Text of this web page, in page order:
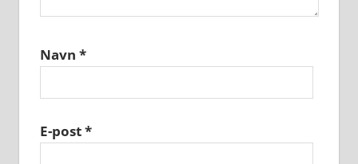
Navn *
E-post*